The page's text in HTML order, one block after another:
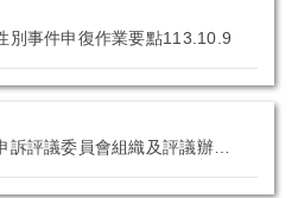
別事件申復作業要點113.10.9
國立東華大學教師申訴評議委員會組織及評議辦法11311.27